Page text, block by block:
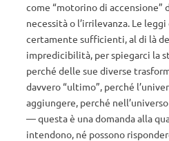
come “motorino di accensione”
necessità o l’irrilevanza. Le
certamente sufficienti, al di là
impredicibilità, per spiegarci la
perché delle sue diverse
davvero “ultimo”, perché
aggiungere, perché
— questa è una domanda alla
intendono, né possono